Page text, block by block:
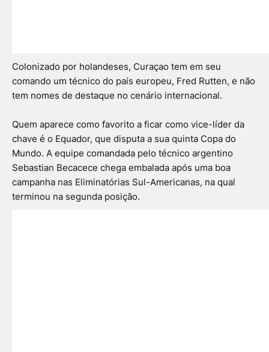
Colonizado por holandeses, Curaçao tem em seu
comando um técnico do país europeu, Fred Rutten, e não
tem nomes de destaque no cenário internacional.
Quem aparece como favorito a ficar como vice-líder da
chave é o Equador, que disputa a sua quinta Copa do
Mundo. A equipe comandada pelo técnico argentino
Sebastian Becacece chega embalada após uma boa
campanha nas Eliminatórias Sul-Americanas, na qual
terminou na segunda posição.